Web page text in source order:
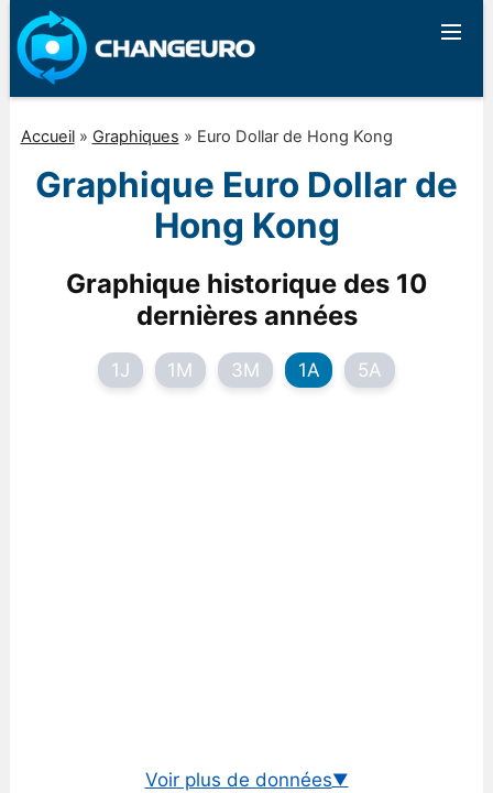
Accueil» Graphiques » Euro Dollar de Hong Kong
Graphique Euro Dollar de
Hong Kong
Graphique historique des 10
dernières années
1J 1M 3M 1A 5A
Voir plus de données▼